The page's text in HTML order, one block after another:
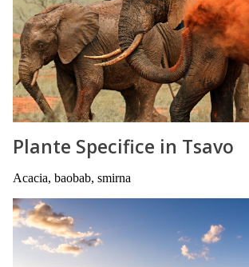
Plante Specifice in Tsavo
Acacia, baobab, smirna